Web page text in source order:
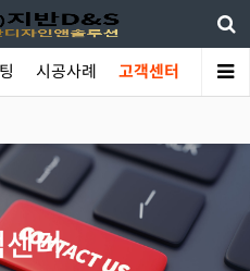
시공사례 고객센터
터